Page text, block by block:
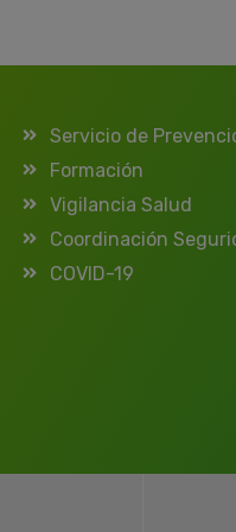
Servicio de
Formación
Vigilancia Salud
Coordinación
COVID-19